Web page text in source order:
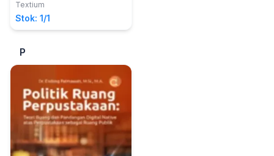
Pengantar Memahami
Perpustakaan,
Kepustakaan,
Informasi
Textium
Stok: 1/1
P